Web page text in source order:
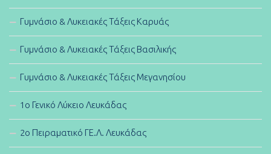
Γυμνάσιο & Λυκειακές Τάξεις Καρυάς
Γυμνάσιο & Λυκειακές Τάξεις Βασιλικής
Γυμνάσιο & Λυκειακές Τάξεις Μεγανησίου
1ο Γενικό Λύκειο Λευκάδας
2ο Πειραματικό ΓΕ.Λ. Λευκάδας